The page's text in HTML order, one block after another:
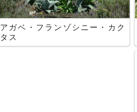
アガベ・フランゾシニー・カク
タス